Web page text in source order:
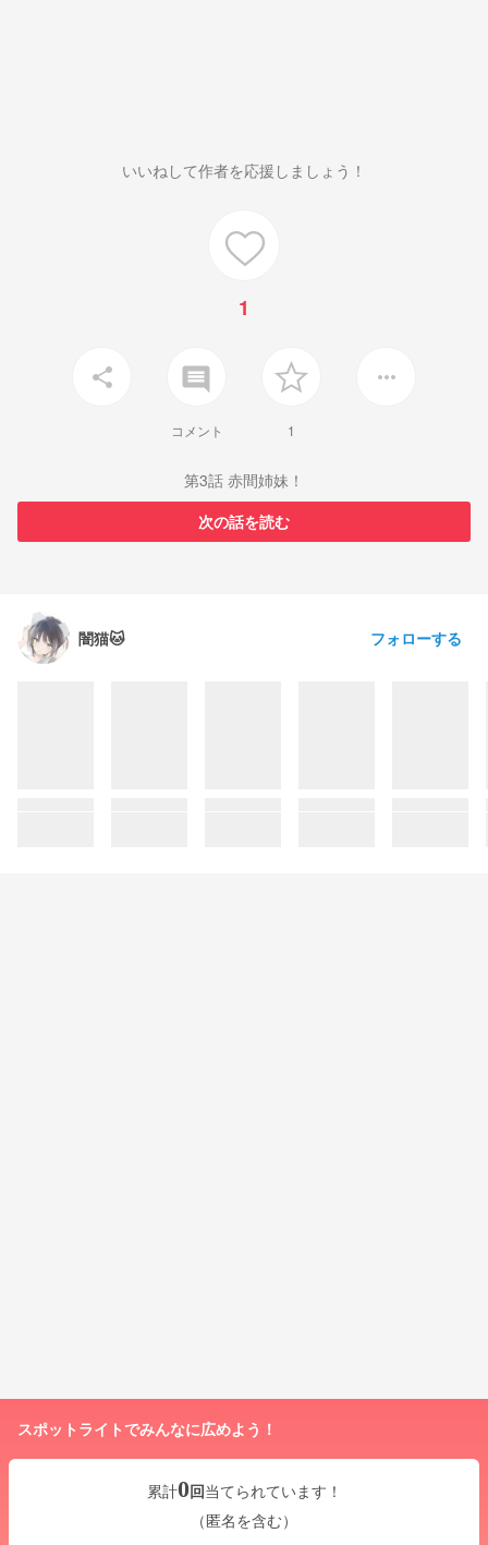
いいねして作者を応援しましょう！
1
share insert_comment
コメント 1
more_horiz
第3話 赤間姉妹！
次の話を読む
闇猫🐱 フォローする
スポットライトでみんなに広めよう！
累計0回当てられています！
（匿名を含む）